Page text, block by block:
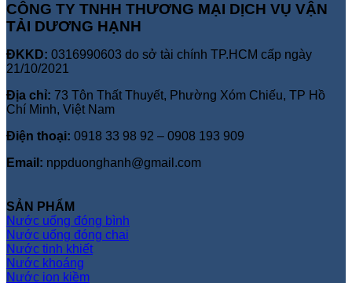
CÔNG TY TNHH THƯƠNG MẠI DỊCH VỤ VẬN
TẢI DƯƠNG HẠNH
ĐKKD: 0316990603 do sở tài chính TP.HCM cấp ngày
21/10/2021
Địa chỉ: 73 Tôn Thất Thuyết, Phường Xóm Chiếu, TP Hồ
Chí Minh, Việt Nam
Điện thoại: 0918 33 98 92 – 0908 193 909
Email: nppduonghanh@gmail.com
SẢN PHẨM
Nước uống đóng bình
Nước uống đóng chai
Nước tinh khiết
Nước khoáng
Nước ion kiềm